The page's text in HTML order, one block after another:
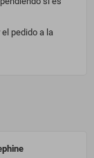
pedido a la